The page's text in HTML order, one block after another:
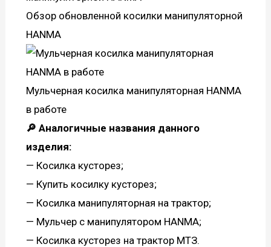
Обзор обновленной косилки манипуляторной
HANMA
Мульчерная косилка манипуляторная HANMA
в работе
🔎 Аналогичные названия данного
изделия:
— Косилка кусторез;
— Купить косилку кусторез;
— Косилка манипуляторная на трактор;
— Мульчер с манипулятором HANMA;
— Косилка кусторез на трактор МТЗ.